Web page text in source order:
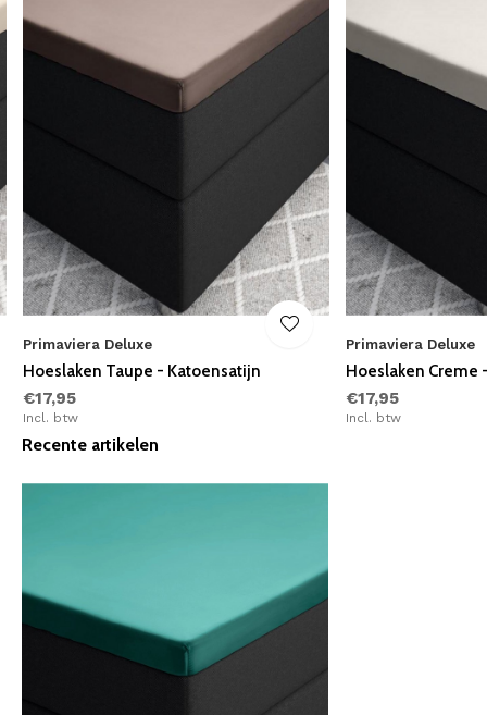
Primaviera Deluxe
Hoeslaken Taupe - Katoensatijn
€17,95
Incl. btw
Primaviera Deluxe
Hoeslaken Creme
€17,95
Incl. btw
Recente artikelen